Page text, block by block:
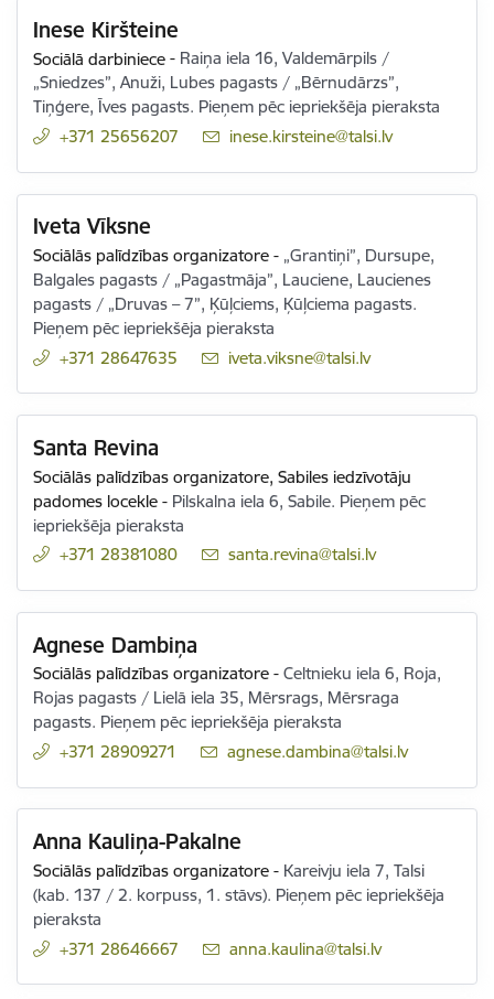
Inese Kiršteine
Sociālā darbiniece - Raiņa iela 16, Valdemārpils /
„Sniedzes”, Anuži, Lubes pagasts / „Bērnudārzs”,
Tiņģere, Īves pagasts. Pieņem pēc iepriekšēja pieraksta
+371 25656207
E-pasts:
inese.kirsteine@talsi.lv
Iveta Vīksne
Sociālās palīdzības organizatore - „Grantiņi”, Dursupe,
Balgales pagasts / „Pagastmāja”, Lauciene, Laucienes
pagasts / „Druvas – 7”, Ķūļciems, Ķūļciema pagasts.
Pieņem pēc iepriekšēja pieraksta
+371 28647635
E-pasts:
iveta.viksne@talsi.lv
Santa Revina
Sociālās palīdzības organizatore,Sabiles iedzīvotāju
padomes locekle - Pilskalna iela 6, Sabile. Pieņem pēc
iepriekšēja pieraksta
+371 28381080
E-pasts:
santa.revina@talsi.lv
Agnese Dambiņa
Sociālās palīdzības organizatore -Celtnieku iela 6, Roja,
Rojas pagasts / Lielā iela 35, Mērsrags, Mērsraga
pagasts. Pieņem pēc iepriekšēja pieraksta
+371 28909271
E-pasts:
agnese.dambina@talsi.lv
Anna Kauliņa-Pakalne
Sociālās palīdzības organizatore - Kareivju iela 7, Talsi
(kab. 137 / 2. korpuss, 1. stāvs). Pieņem pēc iepriekšēja
pieraksta
+371 28646667
E-pasts:
anna.kaulina@talsi.lv